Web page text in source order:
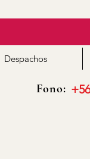
Despachos
Fono: